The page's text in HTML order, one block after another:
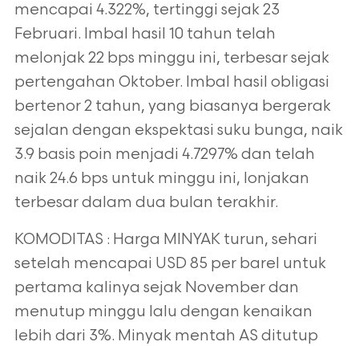
mencapai 4.322%, tertinggi sejak 23
Februari. Imbal hasil 10 tahun telah
melonjak 22 bps minggu ini, terbesar sejak
pertengahan Oktober. Imbal hasil obligasi
bertenor 2 tahun, yang biasanya bergerak
sejalan dengan ekspektasi suku bunga, naik
3.9 basis poin menjadi 4.7297% dan telah
naik 24.6 bps untuk minggu ini, lonjakan
terbesar dalam dua bulan terakhir.
KOMODITAS : Harga MINYAK turun, sehari
setelah mencapai USD 85 per barel untuk
pertama kalinya sejak November dan
menutup minggu lalu dengan kenaikan
lebih dari 3%. Minyak mentah AS ditutup